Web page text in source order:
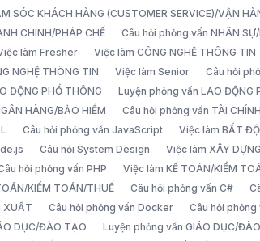
SÓC KHÁCH HÀNG (CUSTOMER SERVICE)/VẬN
CHÍNH/PHÁP CHẾ
Câu hỏi phỏng vấn NHÂN
làm Fresher Việc làm CÔNG NGHỆ THÔNG TIN
NGHỆ THÔNG TIN
Việc làm Senior Câu hỏi
ĐỘNG PHỔ THÔNG
Luyện phỏng vấn LAO ĐỘNG
HÀNG/BẢO HIỂM
Câu hỏi phỏng vấn TÀI
Câu hỏi phỏng vấn JavaScript Việc làm BẤT
Câu hỏi System Design Việc làm XÂY DỰNG
hỏi phỏng vấn PHP Việc làm KẾ TOÁN/KIỂM
KIỂM TOÁN/THUẾ
Câu hỏi phỏng vấn C#
XUẤT
Câu hỏi phỏng vấn Docker Câu hỏi phỏng
DỤC/ĐÀO TẠO
Luyện phỏng vấn GIÁO DỤC/